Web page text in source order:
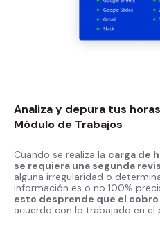
Analiza y depura tus
Módulo de Trabajos
Cuando se realiza la carga de
se requiera una segunda
alguna irregularidad o
información es o no 100%
esto desprende que el cobro
acuerdo con lo trabajado en el